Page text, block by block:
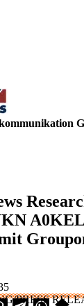
PRESS